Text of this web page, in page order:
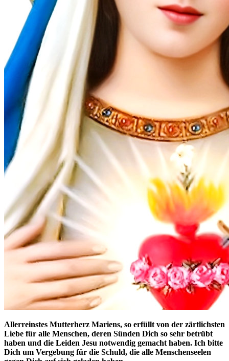
Allerreinstes Mutterherz Mariens, so erfüllt von der zärtlichsten
Liebe für alle Menschen, deren Sünden Dich so sehr betrübt
haben und die Leiden Jesu notwendig gemacht haben. Ich bitte
Dich um Vergebung für die Schuld, die alle Menschenseelen